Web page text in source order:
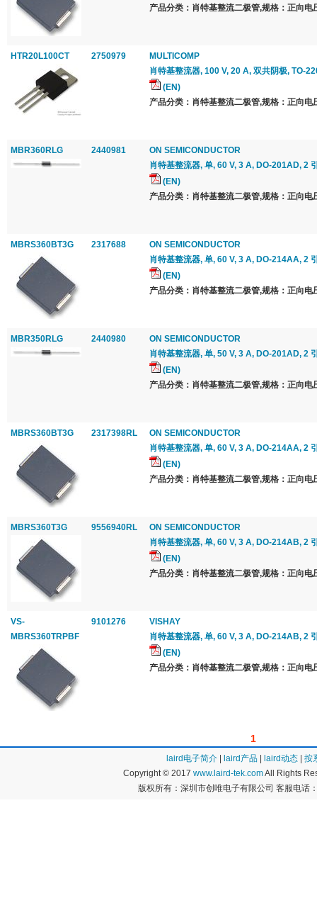
产品分类：肖特基整流二极管,规格：正向电
HTR20L100CT 2750979
MULTICOMP
肖特基整流器, 100 V, 20 A, 双共阴极, TO-
(EN)
产品分类：肖特基整流二极管,规格：正向电
MBR360RLG 2440981
ON SEMICONDUCTOR
肖特基整流器, 单, 60 V, 3 A, DO-201AD, 2
(EN)
产品分类：肖特基整流二极管,规格：正向电
MBRS360BT3G 2317688
ON SEMICONDUCTOR
肖特基整流器, 单, 60 V, 3 A, DO-214AA, 2
(EN)
产品分类：肖特基整流二极管,规格：正向电
MBR350RLG 2440980
ON SEMICONDUCTOR
肖特基整流器, 单, 50 V, 3 A, DO-201AD, 2
(EN)
产品分类：肖特基整流二极管,规格：正向电
MBRS360BT3G 2317398RL
ON SEMICONDUCTOR
肖特基整流器, 单, 60 V, 3 A, DO-214AA, 2
(EN)
产品分类：肖特基整流二极管,规格：正向电
MBRS360T3G 9556940RL
ON SEMICONDUCTOR
肖特基整流器, 单, 60 V, 3 A, DO-214AB, 2
(EN)
产品分类：肖特基整流二极管,规格：正向电
VS-
MBRS360TRPBF
9101276
VISHAY
肖特基整流器, 单, 60 V, 3 A, DO-214AB, 2
(EN)
产品分类：肖特基整流二极管,规格：正向电
1
laird电子简介 laird产品 laird动态
按
Copyright © 2017 www.laird-tek.comAll Rights
版权所有：深圳市创唯电子有限公司 客服电话